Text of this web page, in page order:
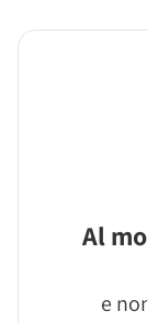
Al
e